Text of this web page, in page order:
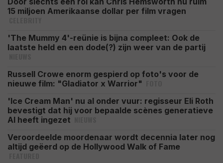
15 miljoen Amerikaanse dollar per film vragen
'The Mummy 4'-reünie is bijna compleet: Ook de
laatste held en een dode(?) zijn weer van de partij
Russell Crowe enorm gespierd op foto's voor de
nieuwe film: "Gladiator x Warrior"
'Ice Cream Man' nu al onder vuur: regisseur Eli Roth
bevestigt dat hij voor bepaalde scènes generatieve
AI heeft ingezet
Veroordeelde moordenaar wordt decennia later nog
altijd geëerd op de Hollywood Walk of Fame